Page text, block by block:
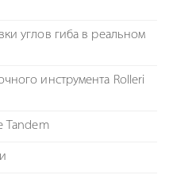
углов гиба в реальном
инструмента Rolleri
Tandem